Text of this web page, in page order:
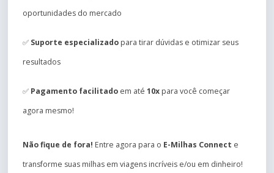
oportunidades do mercado
✅ Suporte especializado para tirar dúvidas e otimizar seus
resultados
✅ Pagamento facilitado em até 10x para você começar
agora mesmo!
Não fique de fora! Entre agora para o E-Milhas Connect e
transforme suas milhas em viagens incríveis e/ou em dinheiro!